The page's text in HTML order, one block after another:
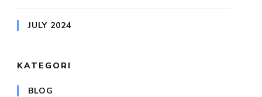
JULY 2024
KATEGORI
BLOG